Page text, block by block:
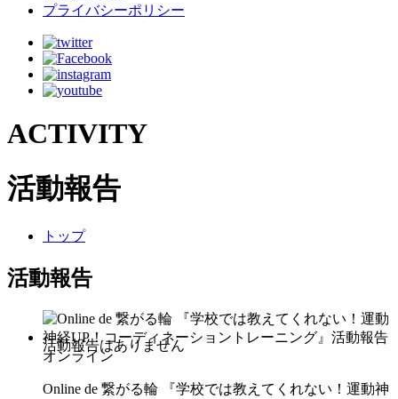
プライバシーポリシー
ACTIVITY
活動報告
トップ
活動報告
オンライン
Online de 繋がる輪 『学校では教えてくれない！運動神